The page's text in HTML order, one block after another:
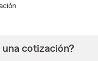
cotización?